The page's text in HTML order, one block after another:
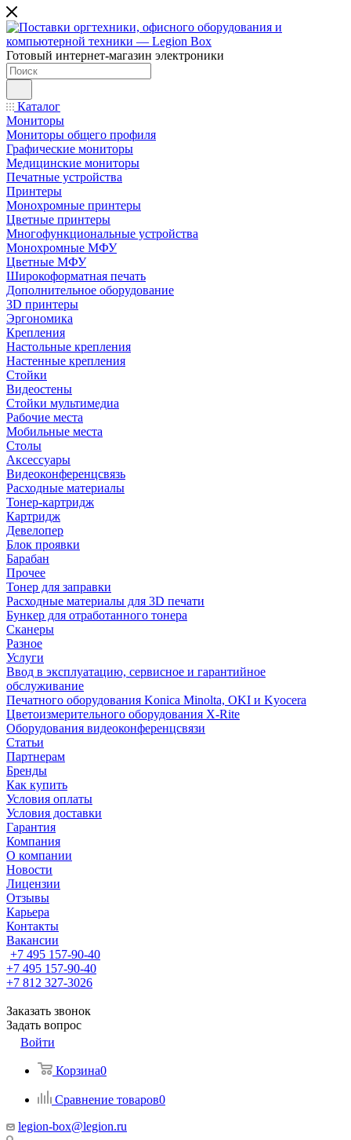
Готовый интернет-магазин электроники
Каталог
Мониторы
Мониторы общего профиля
Графические мониторы
Медицинские мониторы
Печатные устройства
Принтеры
Моноxромныe принтеры
Цвeтныe принтеры
Многофункциональные устройства
Монохромные МФУ
Цветные МФУ
Широкоформатная печать
Дополнительное оборудование
3D принтеры
Эргономика
Крепления
Настольные крепления
Настенные крепления
Стойки
Видеостены
Стойки мультимедиа
Рабочие места
Мобильные места
Столы
Аксессуары
Видеоконференцсвязь
Расходные материалы
Тонер-картридж
Картридж
Девелопер
Блок проявки
Барабан
Прочее
Тонер для заправки
Расходные материалы для 3D печати
Бункер для отработанного тонера
Сканеры
Разное
Услуги
Ввод в эксплуатацию, сервисное и гарантийное
обслуживание
Печатного оборудования Konica Minolta, OKI и Kyocera
Цветоизмерительного оборудования X-Rite
Оборудования видеоконференцсвязи
Статьи
Партнерам
Бренды
Как купить
Условия оплаты
Условия доставки
Гарантия
Компания
О компании
Новости
Лицензии
Отзывы
Карьера
Контакты
Вакансии
+7 495 157-90-40
+7 495 157-90-40
+7 812 327-3026
Заказать звонок
Задать вопрос
Войти
Корзина0
Сравнение товаров0
legion-box@legion.ru